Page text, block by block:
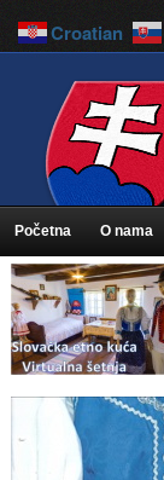
Početna O nama
Croatian